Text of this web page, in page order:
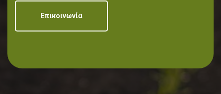
Επικοινωνία